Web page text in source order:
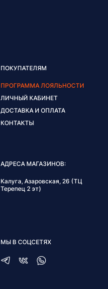
ПОКУПАТЕЛЯМ
ПРОГРАММА ЛОЯЛЬНОСТИ
ЛИЧНЫЙ КАБИНЕТ
ДОСТАВКА И ОПЛАТА
КОНТАКТЫ
АДРЕСА МАГАЗИНОВ:
Калуга, Азаровская, 26 (ТЦ
Терепец 2 эт)
МЫ В СОЦСЕТЯХ